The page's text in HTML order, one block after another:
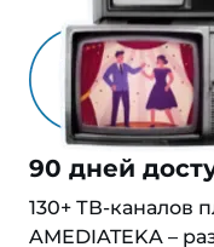
90 дней
130+ ТВ-каналов
AMEDIATEKA –